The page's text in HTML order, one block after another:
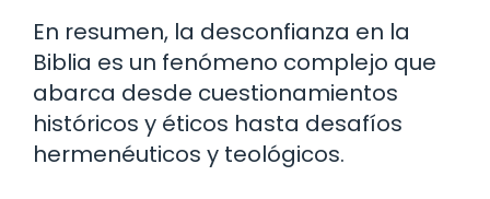
En resumen, la desconfianza en la
Biblia es un fenómeno complejo que
abarca desde cuestionamientos
históricos y éticos hasta desafíos
hermenéuticos y teológicos.